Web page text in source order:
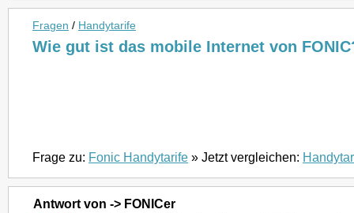
Fragen / Handytarife
Wie gut ist das mobile Internet von
Frage zu: Fonic Handytarife » Jetzt vergleichen:
Antwort von -> FONICer